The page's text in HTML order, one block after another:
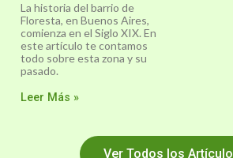
La historia del barrio de
Floresta, en Buenos Aires,
comienza en el Siglo XIX. En
este artículo te contamos
todo sobre esta zona y su
pasado.
Leer Más »
Ver Todos los